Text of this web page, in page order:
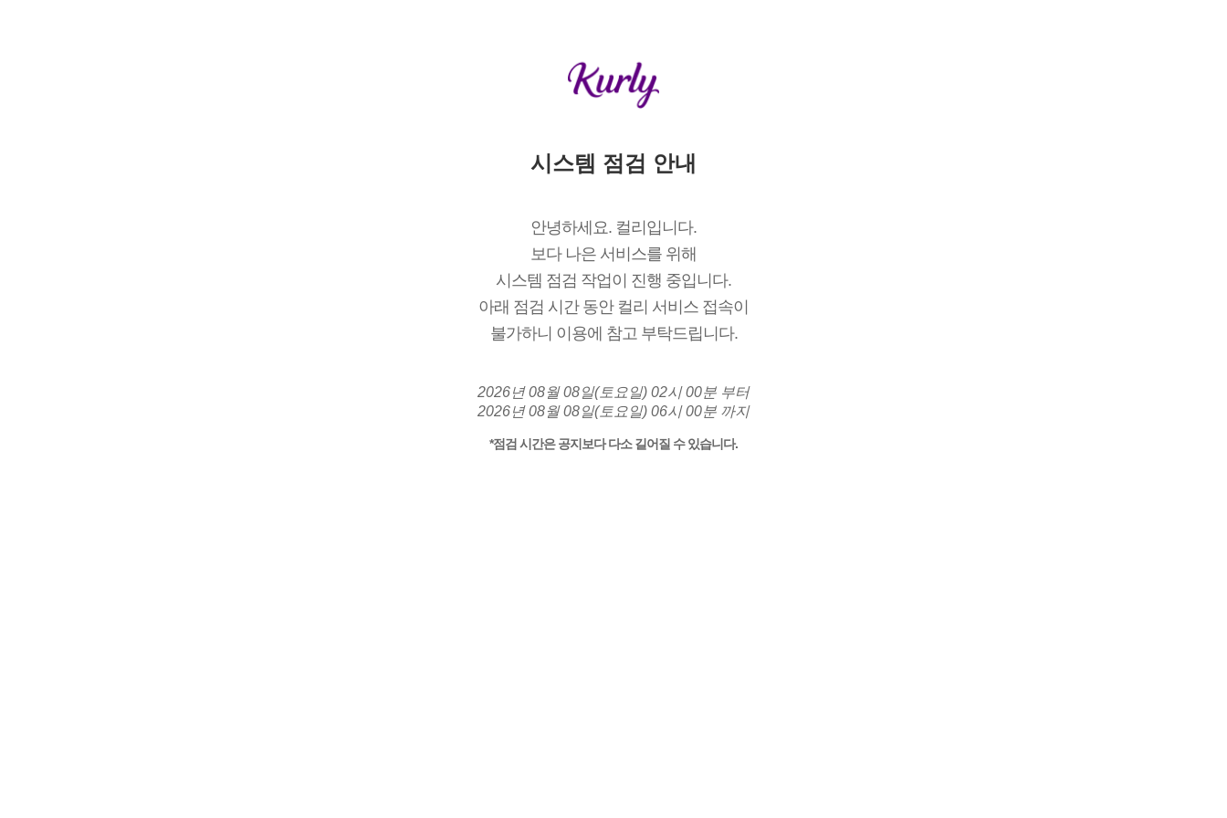
시스템 점검 안내
안녕하세요. 컬리입니다.
보다 나은 서비스를 위해
시스템 점검 작업이 진행 중입니다.
아래 점검 시간 동안 컬리 서비스 접속이
불가하니 이용에 참고 부탁드립니다.
2026년 08월 08일(토요일) 02시 00분 부터
2026년 08월 08일(토요일) 06시 00분 까지
*점검 시간은 공지보다 다소 길어질 수 있습니다.